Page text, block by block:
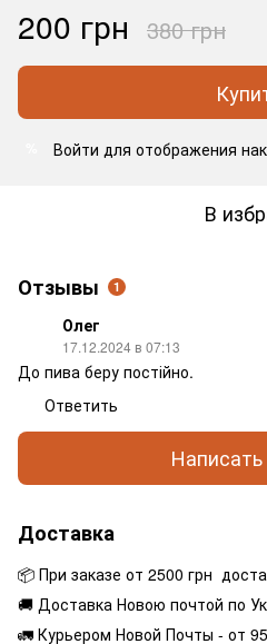
200 грн 380 грн
Войти для отображения
В
Отзывы 1
Олег
17.12.2024 в 07:13
До пива беру постійно.
Ответить
Доставка
📦 При заказе от 2500 грн
🚚 Доставка Новою почтой по
🚛 Курьером Новой Почты - от